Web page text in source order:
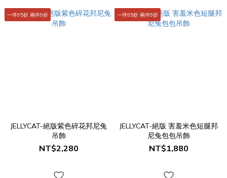
一件95折 兩件9折
JELLYCAT-絕版紫色碎花邦尼兔
吊飾
NT$2,280
一件95折 兩件9折
JELLYCAT-絕版 害羞米色短腿邦
尼兔包包吊飾
NT$1,880